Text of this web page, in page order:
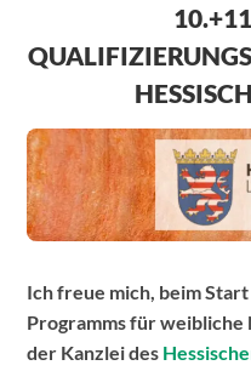
Ich freue mich, beim
Programms für
der Kanzlei des